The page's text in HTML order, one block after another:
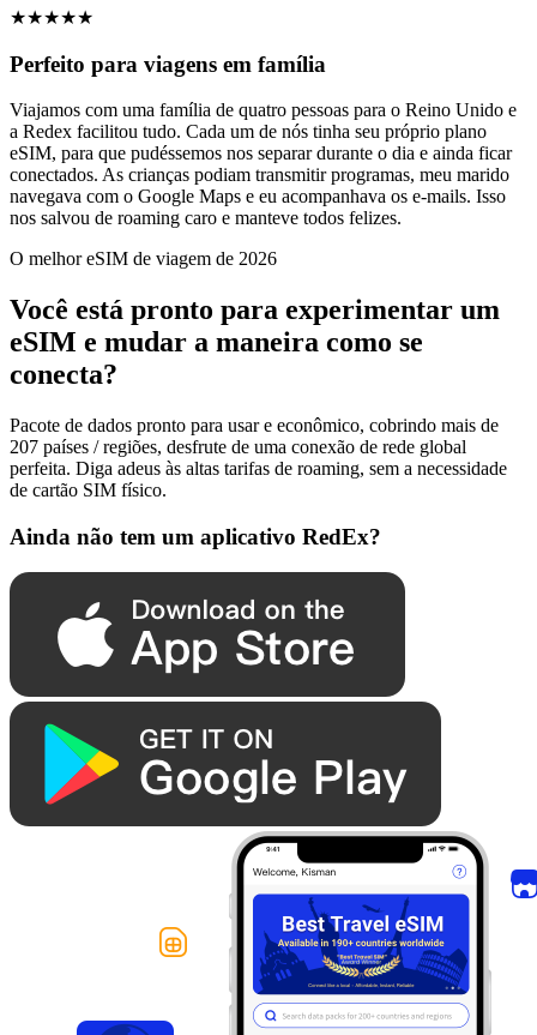
★★★★★
Perfeito para viagens em família
Viajamos com uma família de quatro pessoas para o Reino Unido e
a Redex facilitou tudo. Cada um de nós tinha seu próprio plano
eSIM, para que pudéssemos nos separar durante o dia e ainda ficar
conectados. As crianças podiam transmitir programas, meu marido
navegava com o Google Maps e eu acompanhava os e-mails. Isso
nos salvou de roaming caro e manteve todos felizes.
O melhor eSIM de viagem de 2026
Você está pronto para experimentar um
eSIM e mudar a maneira como se
conecta?
Pacote de dados pronto para usar e econômico, cobrindo mais de
207 países / regiões, desfrute de uma conexão de rede global
perfeita. Diga adeus às altas tarifas de roaming, sem a necessidade
de cartão SIM físico.
Ainda não tem um aplicativo RedEx?